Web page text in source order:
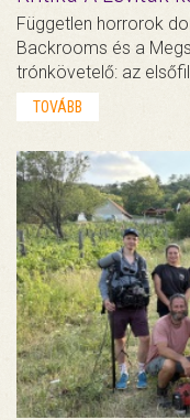
Független horrorok
Backrooms és a
trónkövetelő: az
TOVÁBB